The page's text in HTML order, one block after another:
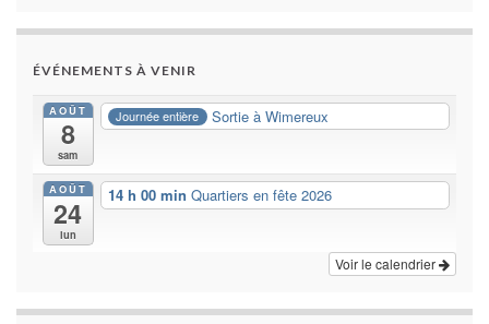
ÉVÉNEMENTS À VENIR
AOÛT
8
sam
Journée entière Sortie à Wimereux
AOÛT
24
lun
14 h 00 min Quartiers en fête 2026
Voir le calendrier